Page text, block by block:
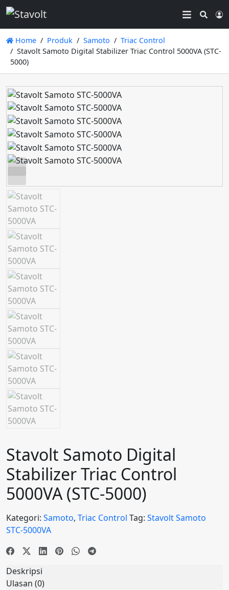
Home Produk Samoto
Triac Control
Stavolt Samoto Digital Stabilizer Triac Control 5000VA (STC-
5000)
Stavolt Samoto Digital
Stabilizer Triac Control
5000VA (STC-5000)
Kategori: Samoto, Triac Control Tag: Stavolt Samoto
STC-5000VA
Deskripsi
Ulasan (0)